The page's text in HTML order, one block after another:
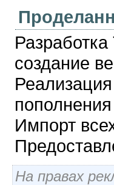
создание
Импорт
На правах